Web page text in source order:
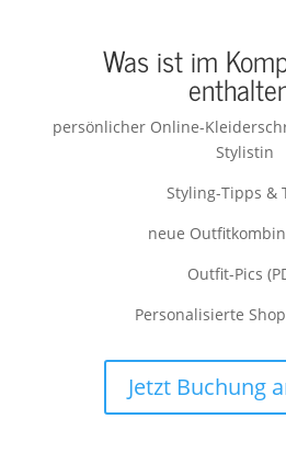
Was ist im
persönlicher Online-
Stylistin
Styling-Tipps &
neue
Outfit-Pics
Personalisierte
Jetzt Buchung